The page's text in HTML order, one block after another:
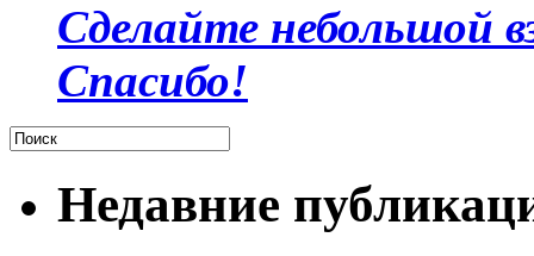
Сделайте небольшой
Спасибо!
Недавние